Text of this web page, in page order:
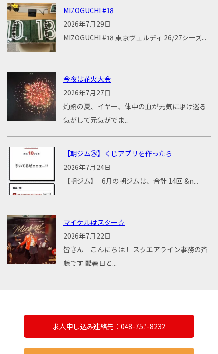
MIZOGUCHI #18
2026年7月29日
MIZOGUCHI #18 東京ヴェルディ 26/27シーズ...
今夜は花火大会
2026年7月27日
灼熱の夏、イヤー、体中の血が元気に駆け巡る
気がして元気がでま...
【朝ジム㉕】くじアプリを作ったら
2026年7月24日
【朝ジム】 6月の朝ジムは、合計 14回 &n...
マイケルはスター☆
2026年7月22日
皆さん こんにちは！ スクエアライン事務の斉
藤です 酷暑日と...
求人申し込み連絡先：048-757-8232